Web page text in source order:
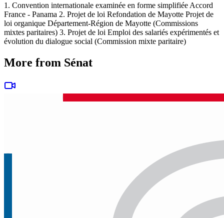
1. Convention internationale examinée en forme simplifiée Accord
France - Panama 2. Projet de loi Refondation de Mayotte Projet de
loi organique Département-Région de Mayotte (Commissions
mixtes paritaires) 3. Projet de loi Emploi des salariés expérimentés et
évolution du dialogue social (Commission mixte paritaire)
More from Sénat